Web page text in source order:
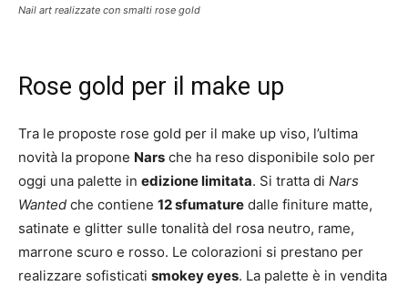
Nail art realizzate con smalti rose gold
Rose gold per il make up
Tra le proposte rose gold per il make up viso, l’ultima
novità la propone Nars che ha reso disponibile solo per
oggi una palette in edizione limitata. Si tratta di Nars
Wanted che contiene 12 sfumature dalle finiture matte,
satinate e glitter sulle tonalità del rosa neutro, rame,
marrone scuro e rosso. Le colorazioni si prestano per
realizzare sofisticati smokey eyes. La palette è in vendita